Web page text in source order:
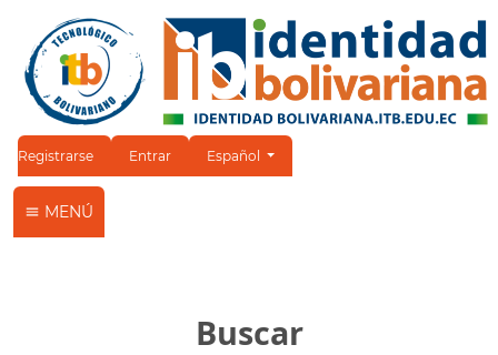
Registrarse Entrar Cambiar el idioma. El idioma actual es:
Español
MENÚ
Buscar